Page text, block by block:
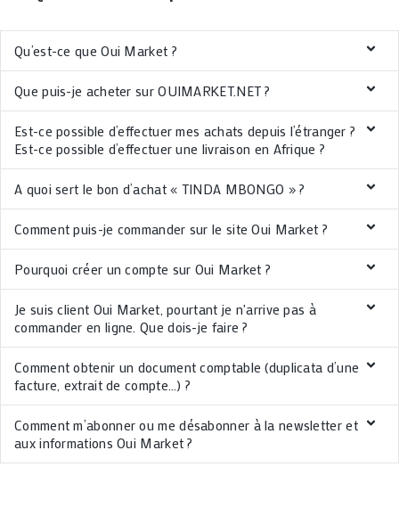
Qu’est-ce que Oui Market ?
Que puis-je acheter sur OUIMARKET.NET ?
Est-ce possible d’effectuer mes achats depuis l’étranger ?
Est-ce possible d’effectuer une livraison en Afrique ?
A quoi sert le bon d’achat « TINDA MBONGO » ?
Comment puis-je commander sur le site Oui Market ?
Pourquoi créer un compte sur Oui Market ?
Je suis client Oui Market, pourtant je n'arrive pas à
commander en ligne. Que dois-je faire ?
Comment obtenir un document comptable (duplicata d’une
facture, extrait de compte…) ?
Comment m’abonner ou me désabonner à la newsletter et
aux informations Oui Market ?